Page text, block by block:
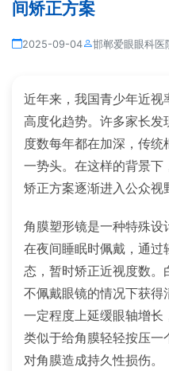
间矫正方案
2025-09-04 邯郸爱眼眼科医
近年来，我国青少年近视
高度化趋势。许多家长发
度数每年都在加深，传
一势头。在这样的背景下
矫正方案逐渐进入公众视
角膜塑形镜是一种特殊设
在夜间睡眠时佩戴，通过
态，暂时矫正近视度数
不佩戴眼镜的情况下获得
一定程度上延缓眼轴增长
类似于给角膜轻轻按压一
对角膜造成持久性损伤。